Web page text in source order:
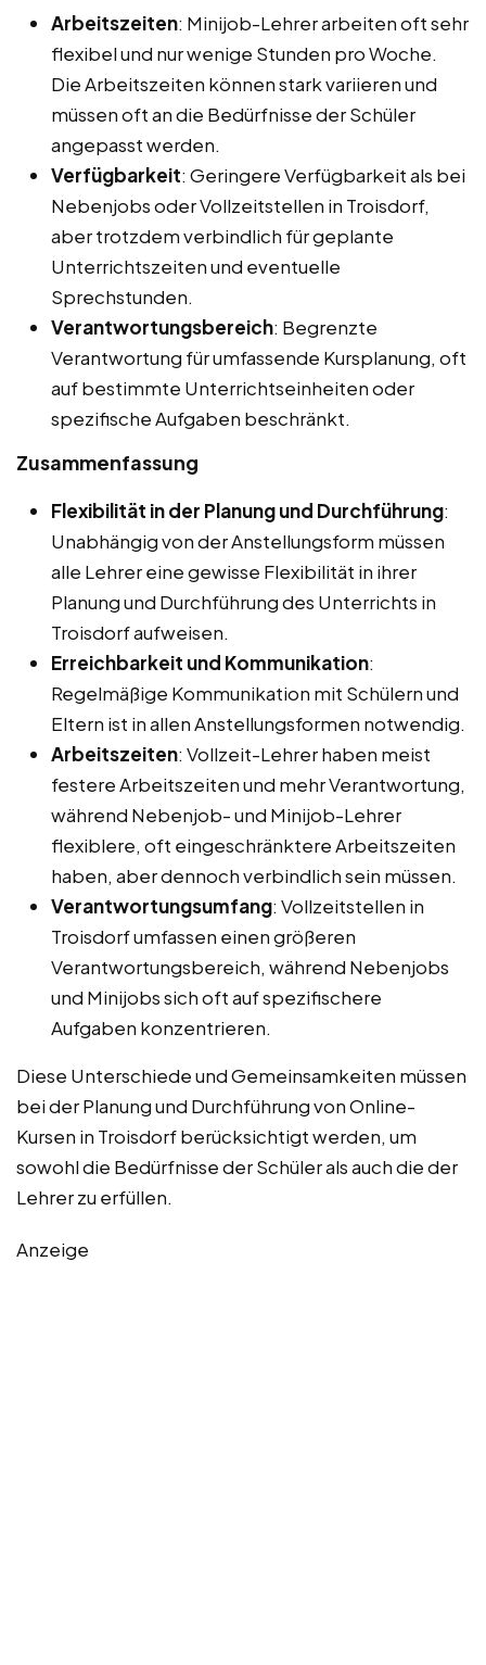
Arbeitszeiten: Minijob-Lehrer arbeiten oft sehr
flexibel und nur wenige Stunden pro Woche.
Die Arbeitszeiten können stark variieren und
müssen oft an die Bedürfnisse der Schüler
angepasst werden.
Verfügbarkeit: Geringere Verfügbarkeit als bei
Nebenjobs oder Vollzeitstellen in Troisdorf,
aber trotzdem verbindlich für geplante
Unterrichtszeiten und eventuelle
Sprechstunden.
Verantwortungsbereich: Begrenzte
Verantwortung für umfassende Kursplanung, oft
auf bestimmte Unterrichtseinheiten oder
spezifische Aufgaben beschränkt.
Zusammenfassung
Flexibilität in der Planung und Durchführung:
Unabhängig von der Anstellungsform müssen
alle Lehrer eine gewisse Flexibilität in ihrer
Planung und Durchführung des Unterrichts in
Troisdorf aufweisen.
Erreichbarkeit und Kommunikation:
Regelmäßige Kommunikation mit Schülern und
Eltern ist in allen Anstellungsformen notwendig.
Arbeitszeiten: Vollzeit-Lehrer haben meist
festere Arbeitszeiten und mehr Verantwortung,
während Nebenjob- und Minijob-Lehrer
flexiblere, oft eingeschränktere Arbeitszeiten
haben, aber dennoch verbindlich sein müssen.
Verantwortungsumfang: Vollzeitstellen in
Troisdorf umfassen einen größeren
Verantwortungsbereich, während Nebenjobs
und Minijobs sich oft auf spezifischere
Aufgaben konzentrieren.
Diese Unterschiede und Gemeinsamkeiten müssen
bei der Planung und Durchführung von Online-
Kursen in Troisdorf berücksichtigt werden, um
sowohl die Bedürfnisse der Schüler als auch die der
Lehrer zu erfüllen.
Anzeige